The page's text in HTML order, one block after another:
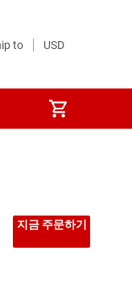
지금 주문하기